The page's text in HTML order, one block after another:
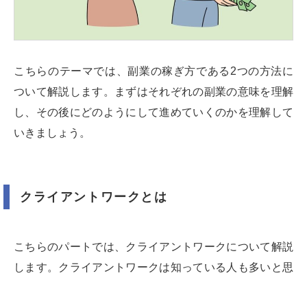
こちらのテーマでは、副業の稼ぎ方である2つの方法に
ついて解説します。まずはそれぞれの副業の意味を理解
し、その後にどのようにして進めていくのかを理解して
いきましょう。
クライアントワークとは
こちらのパートでは、クライアントワークについて解説
します。クライアントワークは知っている人も多いと思